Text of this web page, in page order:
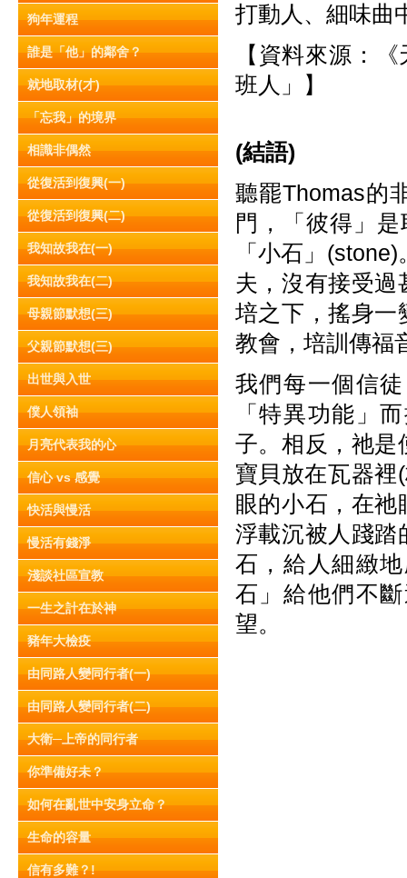
狗年運程
誰是「他」的鄰舍？
就地取材(才)
「忘我」的境界
相識非偶然
從復活到復興(一)
從復活到復興(二)
我知故我在(一)
我知故我在(二)
母親節默想(三)
父親節默想(三)
出世與入世
僕人領袖
月亮代表我的心
信心 vs 感覺
快活與慢活
慢活有錢淨
淺談社區宣教
一生之計在於神
豬年大檢疫
由同路人變同行者(一)
由同路人變同行者(二)
大衛─上帝的同行者
你準備好未？
如何在亂世中安身立命？
生命的容量
信有多難？!
打動人、細味曲
【資料來源：
班人」】
(結語)
聽罷Thomas的
門，「彼得」
「小石」(stone)
夫， 沒有接受過
培之下，搖身一
教會，培訓傳福
我們每一個信
「特異功能」
子。相反，祂是
寶貝放在瓦器裡
眼的小石，在
浮載沉被人踐踏
石，給人細緻
石」給他們不
望。